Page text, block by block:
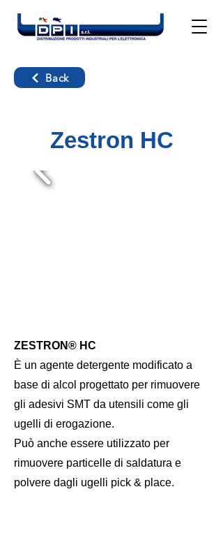
Back
Zestron HC
ZESTRON® HC
È un agente detergente modificato a
base di alcol progettato per rimuovere
gli adesivi SMT da utensili come gli
ugelli di erogazione.
Può anche essere utilizzato per
rimuovere particelle di saldatura e
polvere dagli ugelli pick & place.